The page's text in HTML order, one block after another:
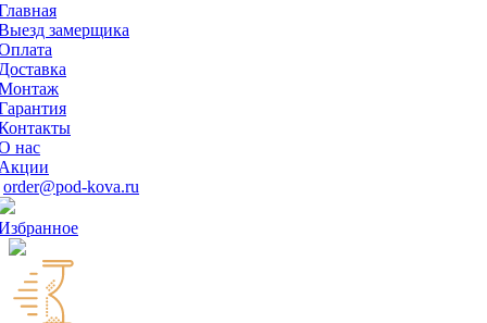
замерщика
нас
order@pod-kova.ru